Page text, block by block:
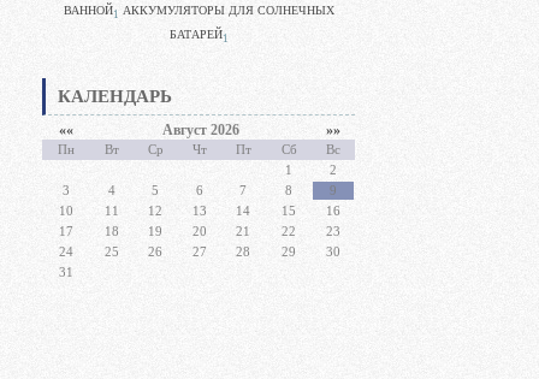
ВАННОЙ1 АККУМУЛЯТОРЫ ДЛЯ СОЛНЕЧНЫХ
БАТАРЕЙ1
КАЛЕНДАРЬ
«« Август 2026 »»
Пн Вт Ср Чт Пт Сб
Вс
1
2
3
4 5 6 7 8
9
10
11 12 13 14 15
16
17
18 19 20 21 22
23
24
25 26 27 28 29
30
31